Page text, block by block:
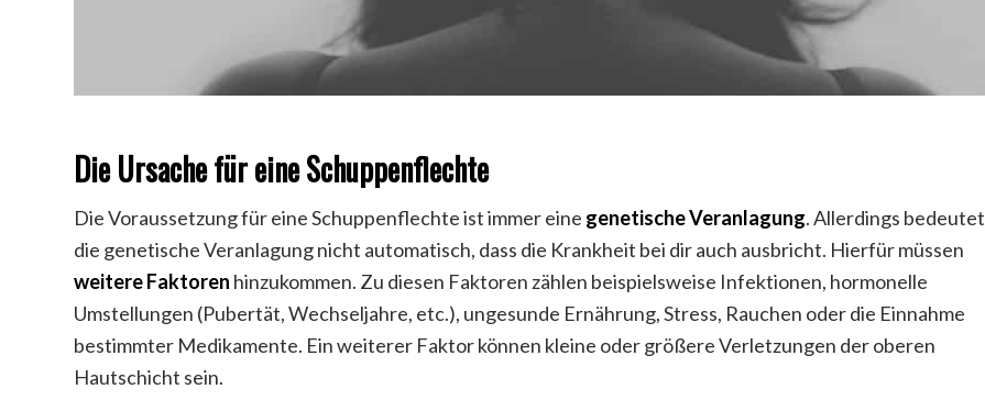
Die Ursache für eine Schuppenflechte
Die Voraussetzung für eine Schuppenflechte ist immer eine genetische Veranlagung. Allerdings bedeutet
die genetische Veranlagung nicht automatisch, dass die Krankheit bei dir auch ausbricht. Hierfür müssen
weitere Faktoren hinzukommen. Zu diesen Faktoren zählen beispielsweise Infektionen, hormonelle
Umstellungen (Pubertät, Wechseljahre, etc.), ungesunde Ernährung, Stress, Rauchen oder die Einnahme
bestimmter Medikamente. Ein weiterer Faktor können kleine oder größere Verletzungen der oberen
Hautschicht sein.